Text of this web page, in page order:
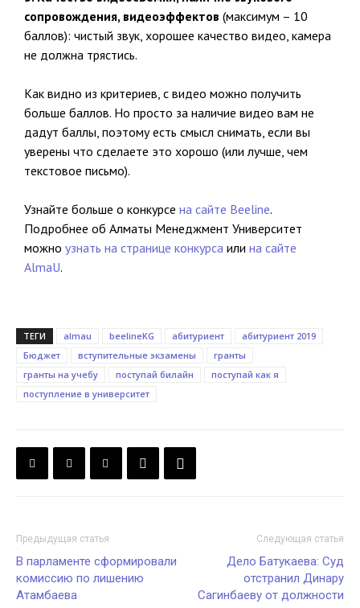
сопровождения, видеоэффектов (максимум – 10
баллов): чистый звук, хорошее качество видео, камера
не должна трястись.
Как видно из критериев, с видео можно получить
больше баллов. Но просто за наличие видео вам не
дадут баллы, поэтому есть смысл снимать, если вы
уверены что сделаете это хорошо (или лучше, чем
текстовое письмо).
Узнайте больше о конкурсе на сайте Beeline.
Подробнее об Алматы Менеджмент Университет
можно узнать на странице конкурса или на сайте
AlmaU.
ТЕГИ almau beelineKG абитуриент
абитуриент 2019
Бюджет
вступительные экзамены
гранты
гранты на учебу
поступай билайн
поступай как я
поступление в университет
Предыдущая статья
В парламенте сформировали
комиссию по лишению
Атамбаева
Следующая статья
Дело Батукаева: Суд
отстранил Динару
Сагинбаеву от должности